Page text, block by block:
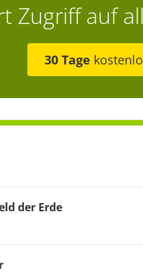
Zugriff auf
30 Tage
der Erde